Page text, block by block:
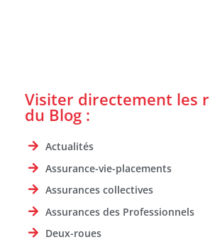
Visiter directement les
du Blog :
Actualités
Assurance-vie-placements
Assurances collectives
Assurances des Professionnels
Deux-roues